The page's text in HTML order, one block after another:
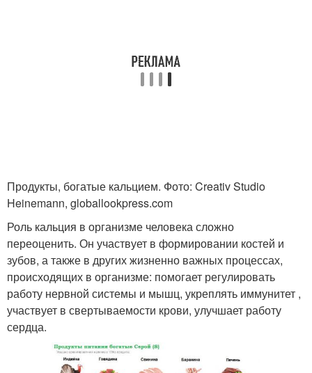
Продукты, богатые кальцием. Фото: Creativ Studio
Heinemann, globallookpress.com
Роль кальция в организме человека сложно
переоценить. Он участвует в формировании костей и
зубов, а также в других жизненно важных процессах,
происходящих в организме: помогает регулировать
работу нервной системы и мышц, укреплять иммунитет ,
участвует в свертываемости крови, улучшает работу
сердца.